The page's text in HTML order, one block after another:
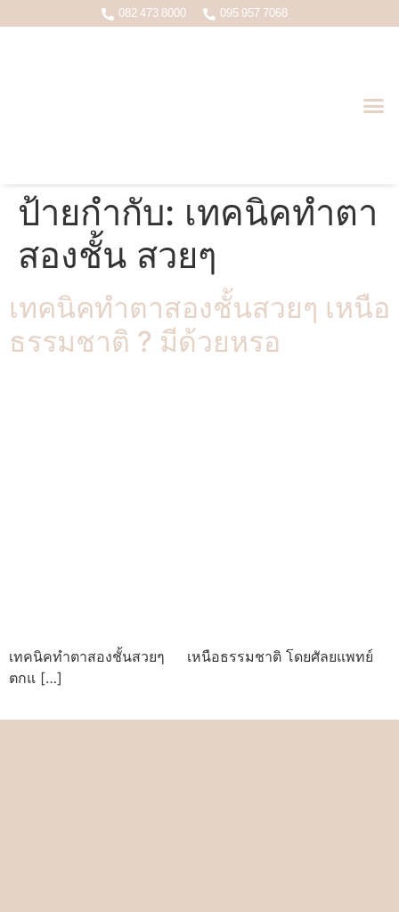
082 473 8000 095 957 7068
ป้ายกำกับ: เทคนิคทำตา
สองชั้น สวยๆ
เทคนิคทำตาสองชั้นสวยๆ เหนือ
ธรรมชาติ ? มีด้วยหรอ
เทคนิคทำตาสองชั้นสวยๆ เหนือธรรมชาติ โดยศัลยแพทย์
ตกแ […]